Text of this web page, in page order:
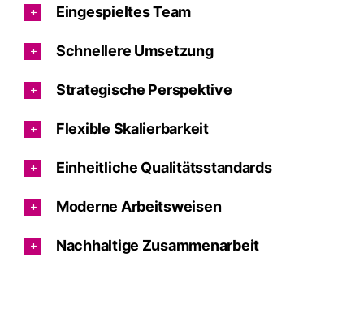
Eingespieltes Team
Schnellere Umsetzung
Strategische Perspektive
Flexible Skalierbarkeit
Einheitliche Qualitätsstandards
Moderne Arbeitsweisen
Nachhaltige Zusammenarbeit